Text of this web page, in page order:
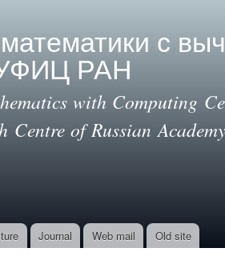
с
РАН
with Computing
Centre of Russian
Journal Web mail Old site